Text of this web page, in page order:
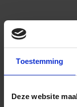
Toestemming
Deze website